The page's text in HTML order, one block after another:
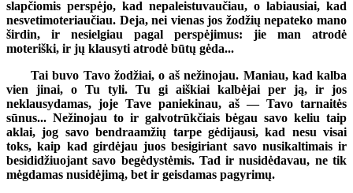
slapčiomis perspėjo, kad nepaleistuvaučiau, o labiausiai, kad
nesvetimoteriaučiau. Deja, nei vienas jos žodžių nepateko mano
širdin, ir nesielgiau pagal perspėjimus: jie man atrodė
moteriški, ir jų klausyti atrodė būtų gėda...
Tai buvo Tavo žodžiai, o aš nežinojau. Maniau, kad kalba
vien jinai, o Tu tyli. Tu gi aiškiai kalbėjai per ją, ir jos
neklausydamas, joje Tave paniekinau, aš — Tavo tarnaitės
sūnus... Nežinojau to ir galvotrūkčiais bėgau savo keliu taip
aklai, jog savo bendraamžių tarpe gėdijausi, kad nesu visai
toks, kaip kad girdėjau juos besigiriant savo nusikaltimais ir
besididžiuojant savo begėdystėmis. Tad ir nusidėdavau, ne tik
mėgdamas nusidėjimą, bet ir geisdamas pagyrimų.